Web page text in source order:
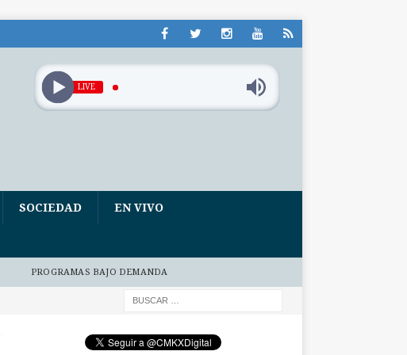
LIVE
SOCIEDAD EN VIVO
PROGRAMAS BAJO DEMANDA